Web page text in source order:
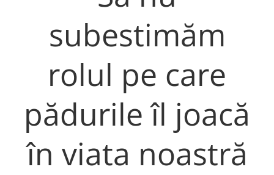
subestimăm
rolul pe care
pădurile îl joacă
în viata noastră